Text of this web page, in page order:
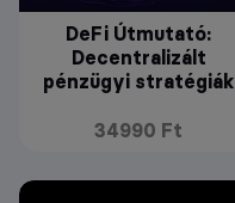
DeFi Útmutató:
Decentralizált
pénzügyi stratégiák
34990 Ft